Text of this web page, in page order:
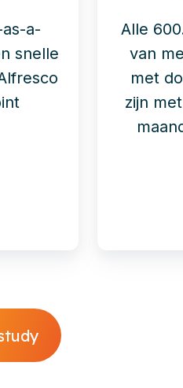
a-
snelle
Alle
van
met
zijn